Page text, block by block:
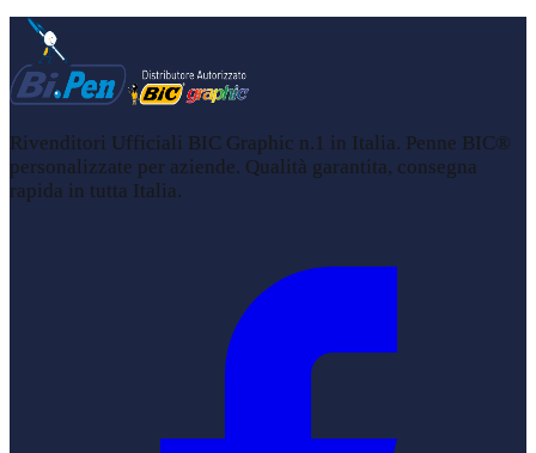
Rivenditori Ufficiali BIC Graphic n.1 in Italia. Penne BIC®
personalizzate per aziende. Qualità garantita, consegna
rapida in tutta Italia.